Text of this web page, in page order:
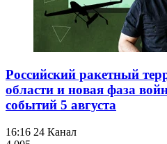
Российский ракетный
области и новая фаза
событий 5 августа
16:16 24 Канал